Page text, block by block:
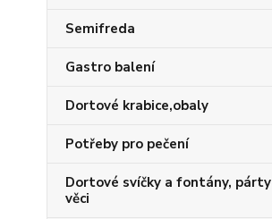
Semifreda
Gastro balení
Dortové krabice,obaly
Potřeby pro pečení
Dortové svíčky a fontány, párty
věci